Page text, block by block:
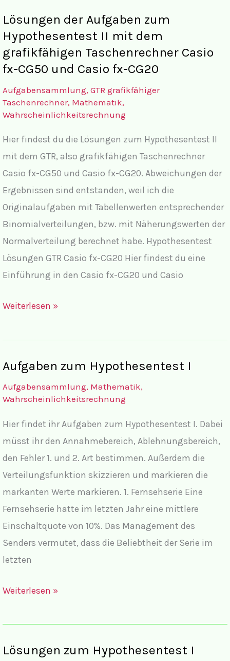
Lösungen der Aufgaben zum
Hypothesentest II mit dem
grafikfähigen Taschenrechner Casio
fx-CG50 und Casio fx-CG20
Aufgabensammlung, GTR grafikfähiger
Taschenrechner, Mathematik,
Wahrscheinlichkeitsrechnung
Hier findest du die Lösungen zum Hypothesentest II
mit dem GTR, also grafikfähigen Taschenrechner
Casio fx-CG50 und Casio fx-CG20. Abweichungen der
Ergebnissen sind entstanden, weil ich die
Originalaufgaben mit Tabellenwerten entsprechender
Binomialverteilungen, bzw. mit Näherungswerten der
Normalverteilung berechnet habe. Hypothesentest
Lösungen GTR Casio fx-CG20 Hier findest du eine
Einführung in den Casio fx-CG20 und Casio
Lösungen
Aufgaben
Hypothesentest
II
dem
grafikfähigen
Taschenrechner
Casio
fx-
CG50
und
Casio
fx-
Weiterlesen »
Aufgaben zum Hypothesentest I
Aufgabensammlung, Mathematik,
Wahrscheinlichkeitsrechnung
Hier findet ihr Aufgaben zum Hypothesentest I. Dabei
müsst ihr den Annahmebereich, Ablehnungsbereich,
den Fehler 1. und 2. Art bestimmen. Außerdem die
Verteilungsfunktion skizzieren und markieren die
markanten Werte markieren. 1. Fernsehserie Eine
Fernsehserie hatte im letzten Jahr eine mittlere
Einschaltquote von 10%. Das Management des
Senders vermutet, dass die Beliebtheit der Serie im
letzten
Aufgaben
Hypothesentest
Weiterlesen »
Lösungen zum Hypothesentest I